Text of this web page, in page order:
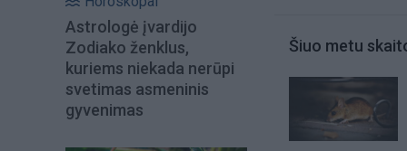
Astrologė įvardijo
Zodiako ženklus,
kuriems niekada nerūpi
svetimas asmeninis
gyvenimas
Šiuo metu